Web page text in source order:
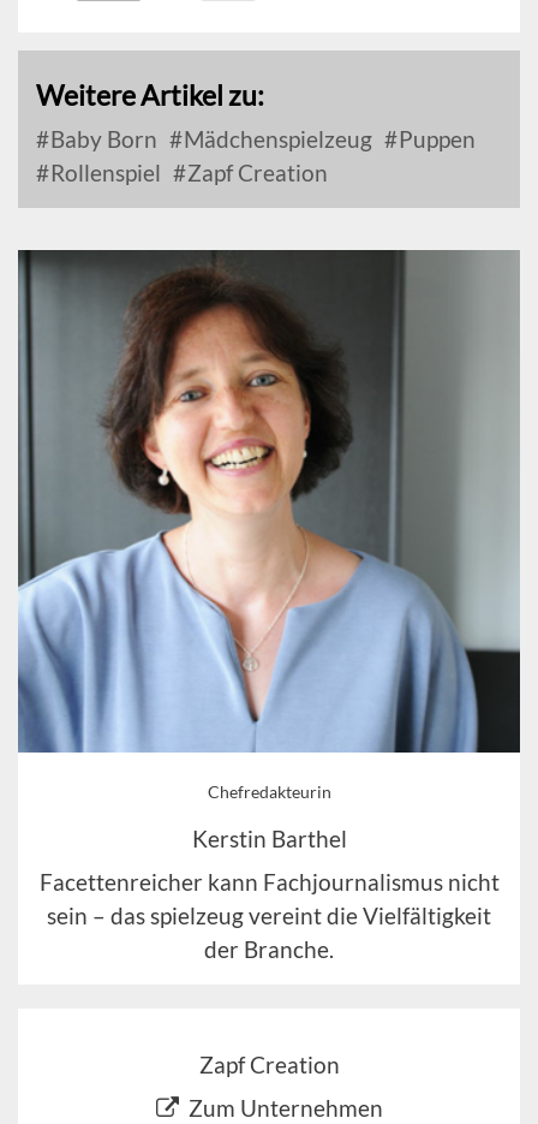
Weitere Artikel zu:
Baby Born Mädchenspielzeug
Puppen
Rollenspiel
Zapf Creation
Chefredakteurin
Kerstin Barthel
Facettenreicher kann Fachjournalismus nicht
sein – das spielzeug vereint die Vielfältigkeit
der Branche.
Zapf Creation
Zum Unternehmen